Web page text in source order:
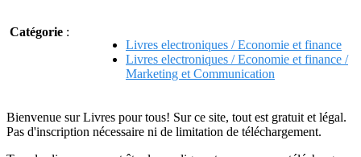
Catégorie :
Livres electroniques / Economie et finance
Livres electroniques / Economie et finance /
Marketing et Communication
Bienvenue sur Livres pour tous! Sur ce site, tout est gratuit et légal.
Pas d'inscription nécessaire ni de limitation de téléchargement.